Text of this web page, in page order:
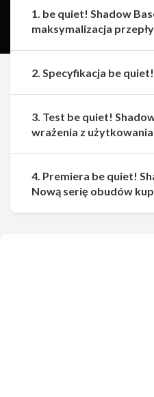
Udostępnij
1. be quiet! Shadow
maksymalizacja
2. Specyfikacja be
3. Test be quiet!
wrażenia z użytkowania
4. Premiera be quiet!
Nową serię obudów